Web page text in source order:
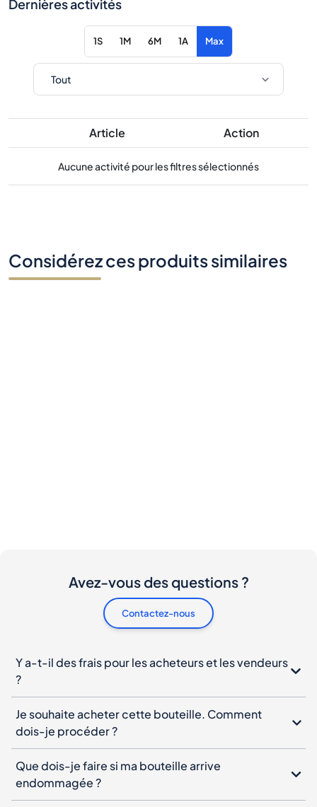
Dernières activités
1S 1M 6M 1A Max
Article Action
Aucune activité pour les filtres sélectionnés
Considérez ces produits similaires
Avez-vous des questions ?
Contactez-nous
Y a-t-il des frais pour les acheteurs et les vendeurs
?
Je souhaite acheter cette bouteille. Comment
dois-je procéder ?
Que dois-je faire si ma bouteille arrive
endommagée ?